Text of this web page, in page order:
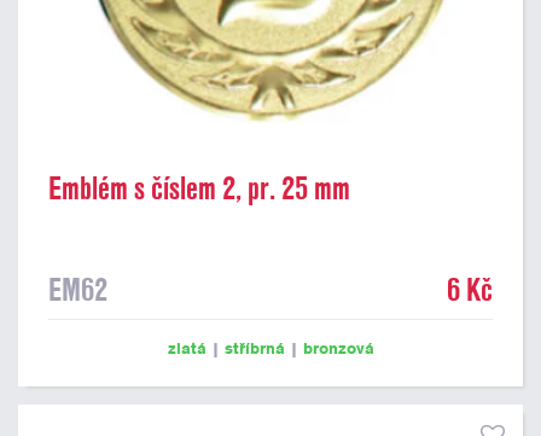
Emblém s číslem 2, pr. 25 mm
EM62 6 Kč
zlatá | stříbrná | bronzová